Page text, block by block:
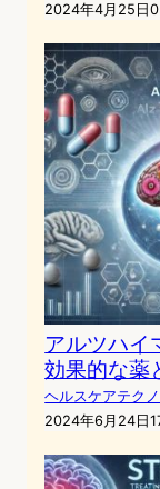
2024年4月25日
アルツハイ
効果的な薬
ヘルスケアテク
2024年6月24日